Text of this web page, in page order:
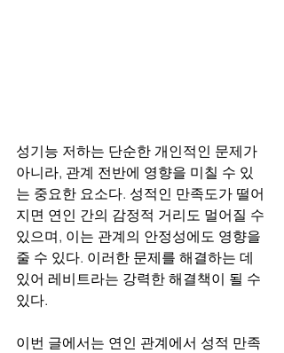
성기능 저하는 단순한 개인적인 문제가
아니라, 관계 전반에 영향을 미칠 수 있
는 중요한 요소다. 성적인 만족도가 떨어
지면 연인 간의 감정적 거리도 멀어질 수
있으며, 이는 관계의 안정성에도 영향을
줄 수 있다. 이러한 문제를 해결하는 데
있어 레비트라는 강력한 해결책이 될 수
있다.
이번 글에서는 연인 관계에서 성적 만족